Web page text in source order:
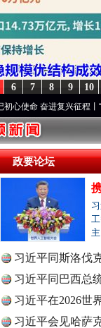
10
9
8
7
6
复兴征程丨“转折之城”激
政要论坛
习近平同斯洛伐
习近平同巴西总
习近平在2026世
理高级..
习近平会见哈萨
广州首